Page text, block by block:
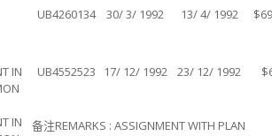
UB4260134 30/ 3/ 1992 13/ 4/ 1992
IN
IN
UB4552523 17/ 12/ 1992 23/ 12/ 1992
备注REMARKS : ASSIGNMENT WITH PLAN